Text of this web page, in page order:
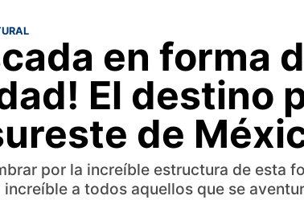
en forma
El destino
de
por la increíble estructura de esta
a todos aquellos que se